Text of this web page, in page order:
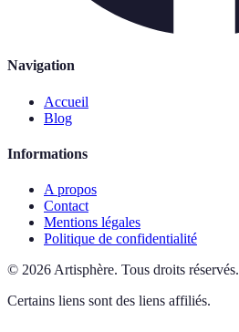
Navigation
Accueil
Blog
Informations
A propos
Contact
Mentions légales
Politique de confidentialité
© 2026 Artisphère. Tous droits réservés.
Certains liens sont des liens affiliés.